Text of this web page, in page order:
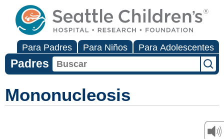
Para Padres Para Niños Para Adolescentes
Padres
Mononucleosis